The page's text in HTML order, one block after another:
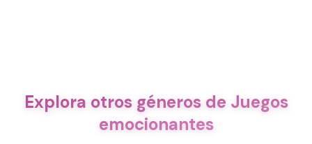
Explora otros géneros de Juegos
emocionantes